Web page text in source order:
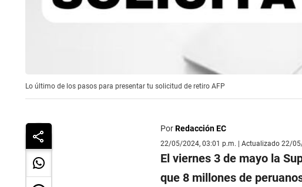
Lo último de los pasos para presentar tu solicitud de retiro AFP
PorRedacción EC
22/05/2024, 03:01 p.m. | Actualizado 22/
El viernes 3 de mayo la
que 8 millones de